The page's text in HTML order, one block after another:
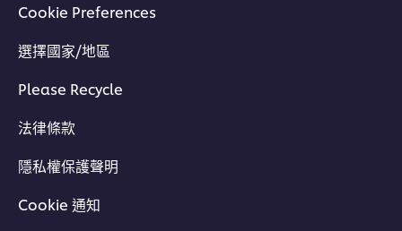
Cookie Preferences
選擇國家/地區
Please Recycle
法律條款
隱私權保護聲明
Cookie 通知